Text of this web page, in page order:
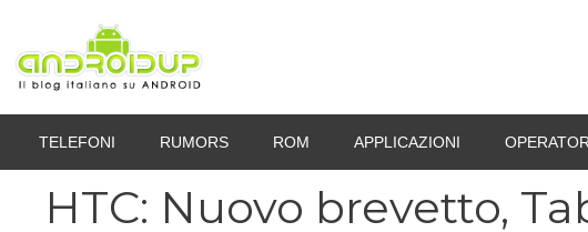
contenuto
TELEFONI RUMORS ROM APPLICAZIONI
HTC: Nuovo brevetto,